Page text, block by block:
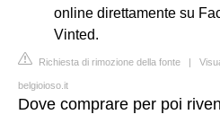
online direttamente su
Vinted.
Richiesta di rimozione della fonte |
belgioioso.it
Dove comprare per poi